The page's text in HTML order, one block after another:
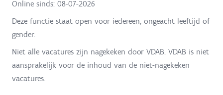
Online sinds: 08-07-2026
Deze functie staat open voor iedereen, ongeacht leeftijd of
gender.
Niet alle vacatures zijn nagekeken door VDAB. VDAB is niet
aansprakelijk voor de inhoud van de niet-nagekeken
vacatures.